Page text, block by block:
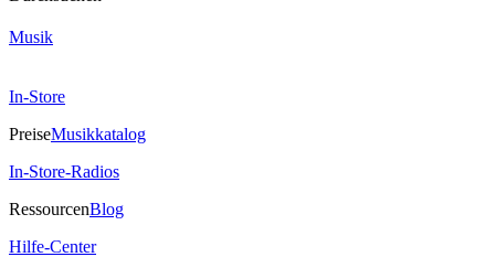
Musik
In-Store
PreiseMusikkatalog
In-Store-Radios
RessourcenBlog
Hilfe-Center